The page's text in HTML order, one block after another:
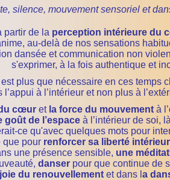
silence, mouvement sensoriel et
partir de la perception intérieure du
au-delà de nos sensations
dansée et communication non
s'exprimer, à la fois authentique et
plus que nécessaire en ces
à l’intérieur et non plus à
cœur et la force du mouvement à
de l’espaceà l’intérieur de soi,
ce qu'avec quelques mots pour
que pour renforcer sa liberté
une présence sensible, une
danserpour que continue de
du renouvellement et dans l a